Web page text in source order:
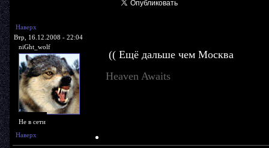
Наверх
Втр, 16.12.2008 - 22:04
niGht_wolf
Не в сети
(( Ещё дальше чем Москва
Heaven Awaits
Наверх